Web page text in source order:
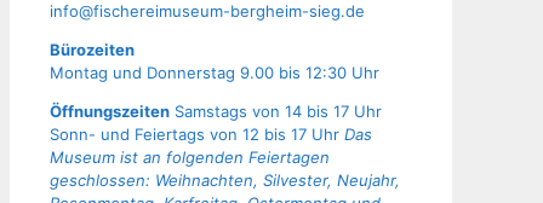
info@fischereimuseum-bergheim-sieg.de
Büro­zei­ten
Mon­tag und Don­ners­tag 9.00 bis 12:30 Uhr
Öffnungszeiten Samstags von 14 bis 17 Uhr
Sonn- und Feiertags von 12 bis 17 Uhr Das
Museum ist an folgenden Feiertagen
geschlossen: Weihnachten, Silvester, Neujahr,